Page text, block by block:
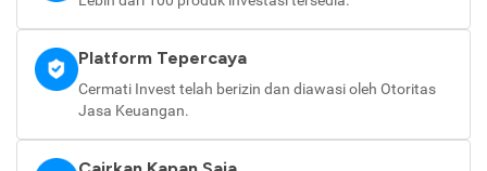
Platform Tepercaya
Cermati Invest telah berizin dan diawasi oleh Otoritas
Jasa Keuangan.